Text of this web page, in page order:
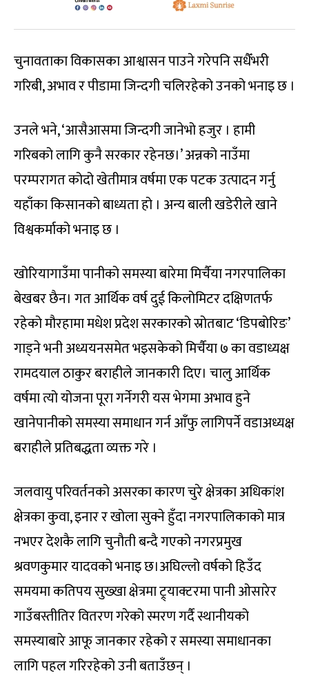
चुनावताका विकासका आश्वासन पाउने गरेपनि सधैँभरी
गरिबी, अभाव र पीडामा जिन्दगी चलिरहेको उनको भनाइ छ ।
उनले भने, ‘आसैआसमा जिन्दगी जानेभो हजुर । हामी
गरिबको लागि कुनै सरकार रहेनछ।’ अन्नको नाउँमा
परम्परागत कोदो खेतीमात्र वर्षमा एक पटक उत्पादन गर्नु
यहाँका किसानको बाध्यता हो । अन्य बाली खडेरीले खाने
विश्वकर्माको भनाइ छ ।
खोरियागाउँमा पानीको समस्या बारेमा मिर्चैया नगरपालिका
बेखबर छैन। गत आर्थिक वर्ष दुई किलोमिटर दक्षिणतर्फ
रहेको मौरहामा मधेश प्रदेश सरकारको स्रोतबाट ‘डिपबोरिङ’
गाड्ने भनी अध्ययनसमेत भइसकेको मिर्चैया ७ का वडाध्यक्ष
रामदयाल ठाकुर बराहीले जानकारी दिए। चालु आर्थिक
वर्षमा त्यो योजना पूरा गर्नेगरी यस भेगमा अभाव हुने
खानेपानीको समस्या समाधान गर्न आँफु लागिपर्ने वडाअध्यक्ष
बराहीले प्रतिबद्धता व्यक्त गरे ।
जलवायु परिवर्तनको असरका कारण चुरे क्षेत्रका अधिकांश
क्षेत्रका कुवा, इनार र खोला सुक्ने हुँदा नगरपालिकाको मात्र
नभएर देशकै लागि चुनौती बन्दै गएको नगरप्रमुख
श्रवणकुमार यादवको भनाइ छ।अघिल्लो वर्षको हिउँद
समयमा कतिपय सुख्खा क्षेत्रमा ट्र्याक्टरमा पानी ओसारेर
गाउँबस्तीतिर वितरण गरेको स्मरण गर्दै स्थानीयको
समस्याबारे आफू जानकार रहेको र समस्या समाधानका
लागि पहल गरिरहेको उनी बताउँछन् ।